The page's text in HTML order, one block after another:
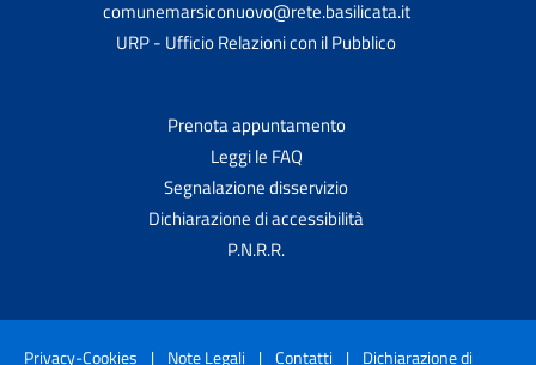
comunemarsiconuovo@rete.basilicata.it
URP - Ufficio Relazioni con il Pubblico
Prenota appuntamento
Leggi le FAQ
Segnalazione disservizio
Dichiarazione di accessibilità
P.N.R.R.
Privacy-Cookies | Note Legali | Contatti | Dichiarazione di